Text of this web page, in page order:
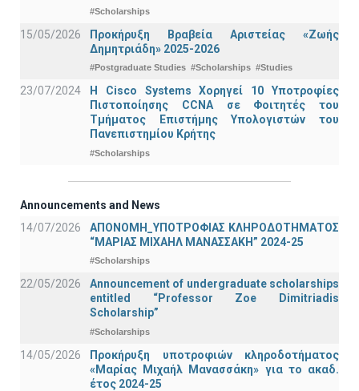
#Scholarships
15/05/2026
Προκήρυξη Βραβεία Αριστείας «Ζωής
Δημητριάδη» 2025-2026
#Postgraduate Studies #Scholarships #Studies
23/07/2024
Η Cisco Systems Χορηγεί 10 Υποτροφίες
Πιστοποίησης CCNA σε Φοιτητές του
Τμήματος Επιστήμης Υπολογιστών του
Πανεπιστημίου Κρήτης
#Scholarships
Announcements and News
14/07/2026
ΑΠΟΝΟΜΗ_ΥΠΟΤΡΟΦΙΑΣ ΚΛΗΡΟΔΟΤΗΜΑΤΟΣ
“ΜΑΡΙΑΣ ΜΙΧΑΗΛ ΜΑΝΑΣΣΑΚΗ” 2024-25
#Scholarships
22/05/2026
Announcement of undergraduate scholarships
entitled “Professor Zoe Dimitriadis
Scholarship”
#Scholarships
14/05/2026
Προκήρυξη υποτροφιών κληροδοτήματος
«Μαρίας Μιχαήλ Μανασσάκη» για το ακαδ.
έτος 2024-25